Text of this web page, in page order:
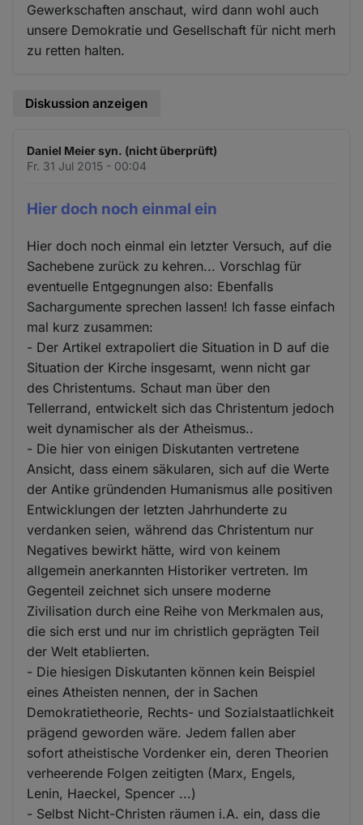
Gewerkschaften anschaut, wird dann wohl auch
unsere Demokratie und Gesellschaft für nicht merh
zu retten halten.
Diskussion anzeigen
Daniel Meier syn. (nicht überprüft)
Fr. 31 Jul 2015 - 00:04
Hier doch noch einmal ein
Hier doch noch einmal ein letzter Versuch, auf die
Sachebene zurück zu kehren... Vorschlag für
eventuelle Entgegnungen also: Ebenfalls
Sachargumente sprechen lassen! Ich fasse einfach
mal kurz zusammen:
- Der Artikel extrapoliert die Situation in D auf die
Situation der Kirche insgesamt, wenn nicht gar
des Christentums. Schaut man über den
Tellerrand, entwickelt sich das Christentum jedoch
weit dynamischer als der Atheismus..
- Die hier von einigen Diskutanten vertretene
Ansicht, dass einem säkularen, sich auf die Werte
der Antike gründenden Humanismus alle positiven
Entwicklungen der letzten Jahrhunderte zu
verdanken seien, während das Christentum nur
Negatives bewirkt hätte, wird von keinem
allgemein anerkannten Historiker vertreten. Im
Gegenteil zeichnet sich unsere moderne
Zivilisation durch eine Reihe von Merkmalen aus,
die sich erst und nur im christlich geprägten Teil
der Welt etablierten.
- Die hiesigen Diskutanten können kein Beispiel
eines Atheisten nennen, der in Sachen
Demokratietheorie, Rechts- und Sozialstaatlichkeit
prägend geworden wäre. Jedem fallen aber
sofort atheistische Vordenker ein, deren Theorien
verheerende Folgen zeitigten (Marx, Engels,
Lenin, Haeckel, Spencer ...)
- Selbst Nicht-Christen räumen i.A. ein, dass die